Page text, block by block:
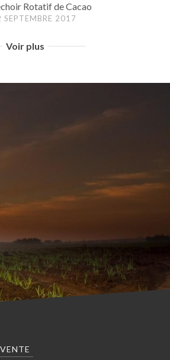
Rotatif de Cacao
SEPTEMBRE 2017
Voir plus